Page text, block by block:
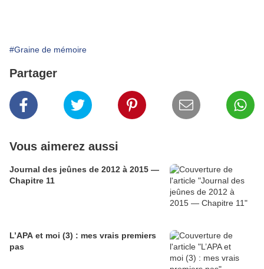
#Graine de mémoire
Partager
Vous aimerez aussi
Journal des jeûnes de 2012 à 2015 —
Chapitre 11
L’APA et moi (3) : mes vrais premiers
pas